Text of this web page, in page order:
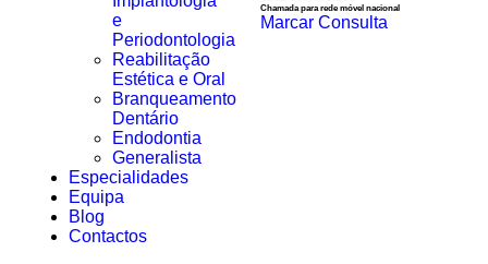
e
Periodontologia
Reabilitação
Estética e Oral
Branqueamento
Dentário
Endodontia
Generalista
Especialidades
Equipa
Blog
Contactos
Chamada para rede móvel nacional
Marcar Consulta